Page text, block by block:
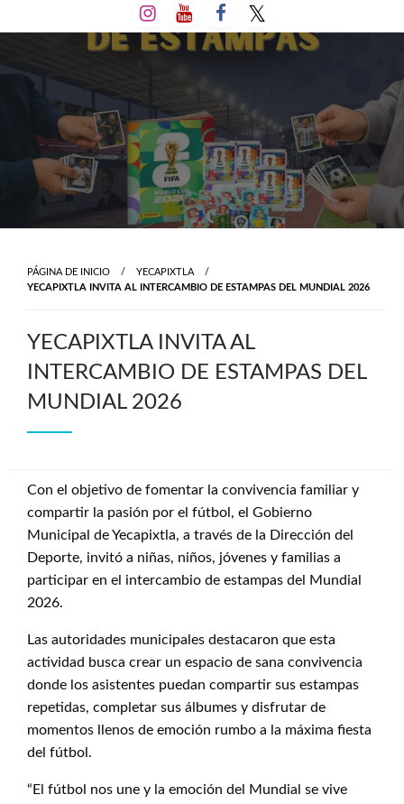
al
PÁGINA DE INICIO
YECAPIXTLA
YECAPIXTLA INVITA AL INTERCAMBIO DE ESTAMPAS DEL MUNDIAL 2026
YECAPIXTLA INVITA AL
INTERCAMBIO DE ESTAMPAS DEL
MUNDIAL 2026
Con el objetivo de fomentar la convivencia familiar y
compartir la pasión por el fútbol, el Gobierno
Municipal de Yecapixtla, a través de la Dirección del
Deporte, invitó a niñas, niños, jóvenes y familias a
participar en el intercambio de estampas del Mundial
2026.
Las autoridades municipales destacaron que esta
actividad busca crear un espacio de sana convivencia
donde los asistentes puedan compartir sus estampas
repetidas, completar sus álbumes y disfrutar de
momentos llenos de emoción rumbo a la máxima fiesta
del fútbol.
“El fútbol nos une y la emoción del Mundial se vive